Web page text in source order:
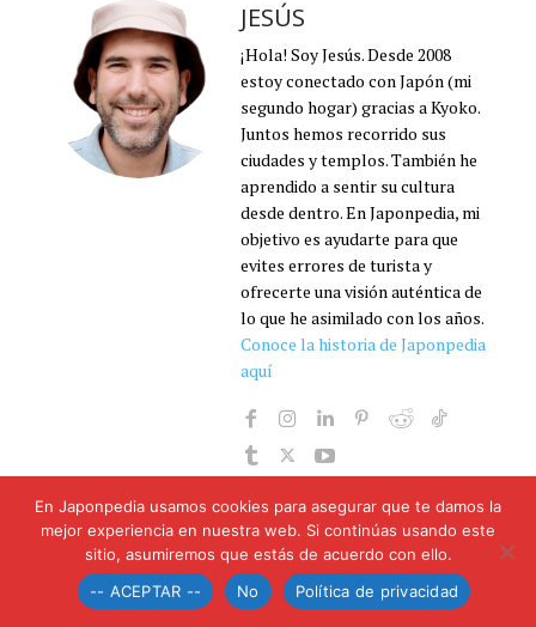
JESÚS
¡Hola! Soy Jesús. Desde 2008
estoy conectado con Japón (mi
segundo hogar) gracias a Kyoko.
Juntos hemos recorrido sus
ciudades y templos. También he
aprendido a sentir su cultura
desde dentro. En Japonpedia, mi
objetivo es ayudarte para que
evites errores de turista y
ofrecerte una visión auténtica de
lo que he asimilado con los años.
Conoce la historia de Japonpedia
aquí
DEJA UNA RESPUESTA
En Japonpedia usamos cookies para asegurar que te damos la
mejor experiencia en nuestra web. Si continúas usando este
sitio, asumiremos que estás de acuerdo con ello.
-- ACEPTAR --
No Política de privacidad